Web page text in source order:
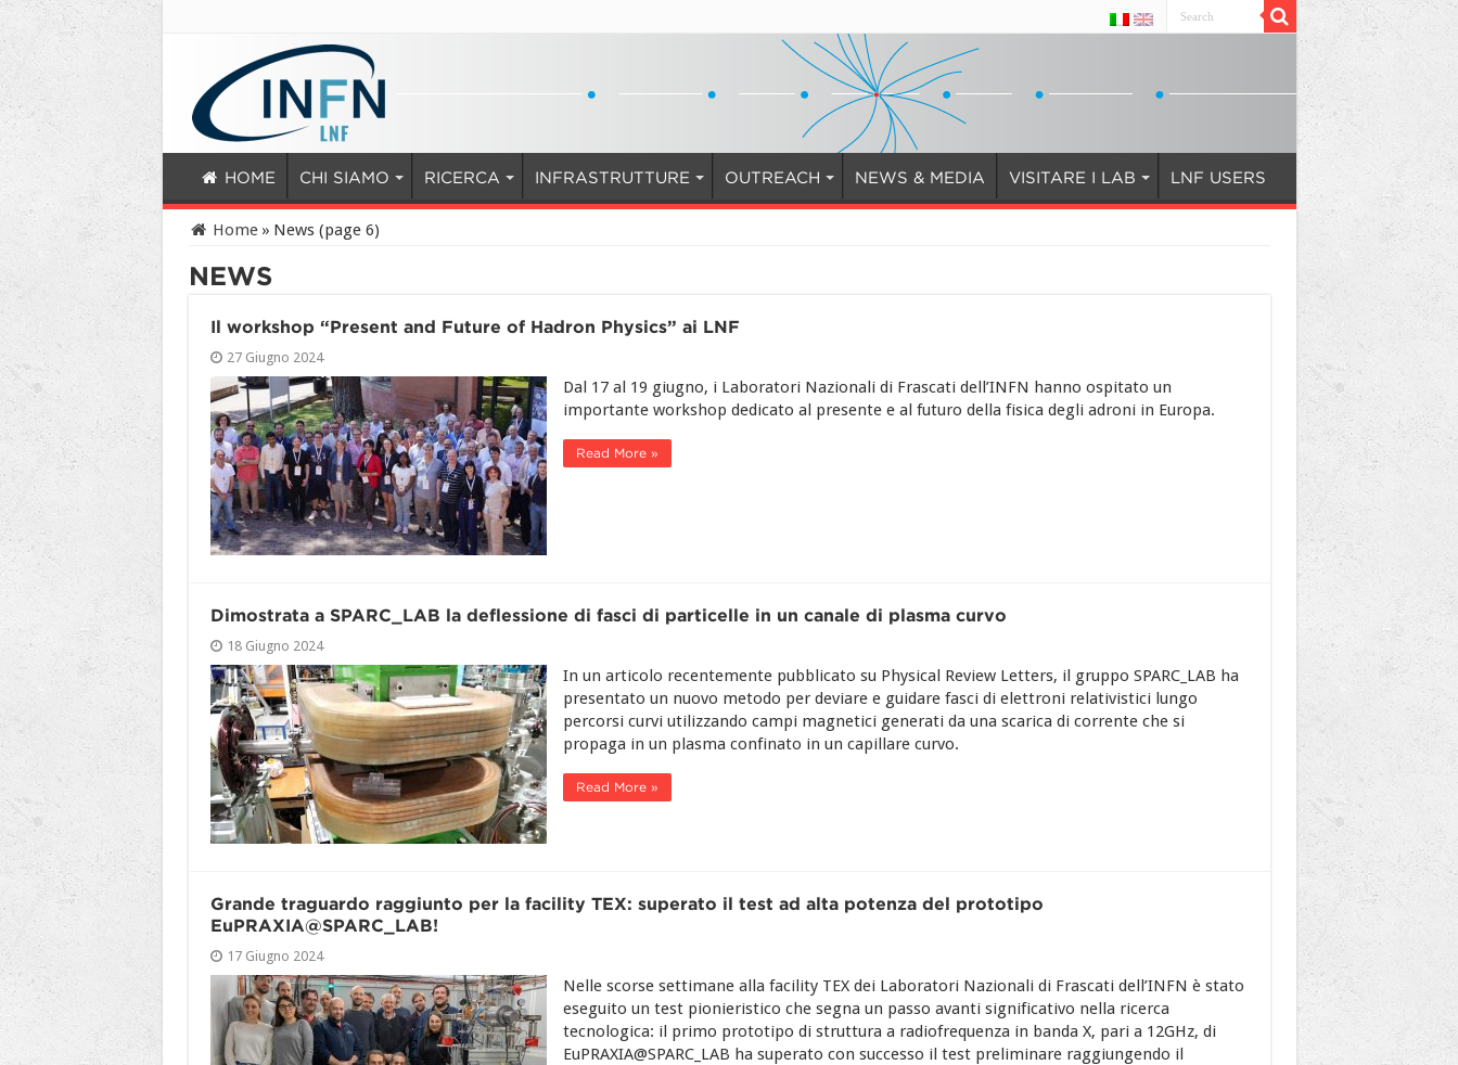
HOME CHI SIAMO RICERCA INFRASTRUTTURE OUTREACH NEWS & MEDIA VISITARE I LAB LNF USERS
Home » News (page 6)
NEWS
Il workshop “Present and Future of Hadron Physics” ai LNF
27 Giugno 2024
Dal 17 al 19 giugno, i Laboratori Nazionali di Frascati dell’INFN hanno ospitato un
importante workshop dedicato al presente e al futuro della fisica degli adroni in Europa.
Read More »
Dimostrata a SPARC_LAB la deflessione di fasci di particelle in un canale di plasma curvo
18 Giugno 2024
In un articolo recentemente pubblicato su Physical Review Letters, il gruppo SPARC_LAB ha
presentato un nuovo metodo per deviare e guidare fasci di elettroni relativistici lungo
percorsi curvi utilizzando campi magnetici generati da una scarica di corrente che si
propaga in un plasma confinato in un capillare curvo.
Read More »
Grande traguardo raggiunto per la facility TEX: superato il test ad alta potenza del prototipo
EuPRAXIA@SPARC_LAB!
17 Giugno 2024
Nelle scorse settimane alla facility TEX dei Laboratori Nazionali di Frascati dell’INFN è stato
eseguito un test pionieristico che segna un passo avanti significativo nella ricerca
tecnologica: il primo prototipo di struttura a radiofrequenza in banda X, pari a 12GHz, di
EuPRAXIA@SPARC_LAB ha superato con successo il test preliminare raggiungendo il